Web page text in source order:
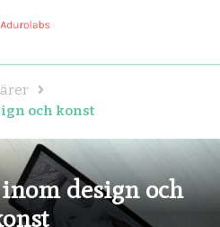
och konst
design och